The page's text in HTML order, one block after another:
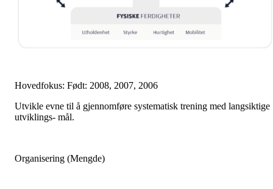
Hovedfokus: Født: 2008, 2007, 2006
Utvikle evne til å gjennomføre systematisk trening med langsiktige
utviklings- mål.
Organisering (Mengde)